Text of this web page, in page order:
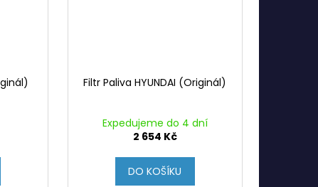
Filtr Paliva HYUNDAI (Originál)
Expedujeme do 4 dní
2 654 Kč
DO KOŠÍKU